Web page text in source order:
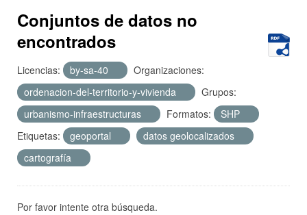
Acerca de
Conjuntos de datos no
encontrados
Licencias: by-sa-40
Organizaciones:
ordenacion-del-territorio-y-vivienda
Grupos:
urbanismo-infraestructuras
Formatos:
SHP
Etiquetas:
geoportal
datos geolocalizados
cartografía
Por favor intente otra búsqueda.